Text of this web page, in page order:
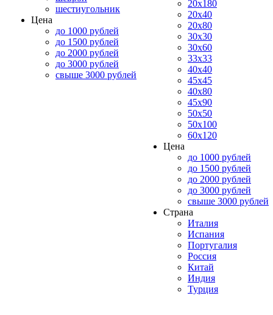
шестиугольник
Цена
до 1000 рублей
до 1500 рублей
до 2000 рублей
до 3000 рублей
свыше 3000 рублей
20x180
20x40
20x80
30x30
30x60
33x33
40x40
45x45
40x80
45x90
50x50
50x100
60x120
Цена
до 1000 рублей
до 1500 рублей
до 2000 рублей
до 3000 рублей
свыше 3000 рублей
Страна
Италия
Испания
Португалия
Россия
Китай
Индия
Турция